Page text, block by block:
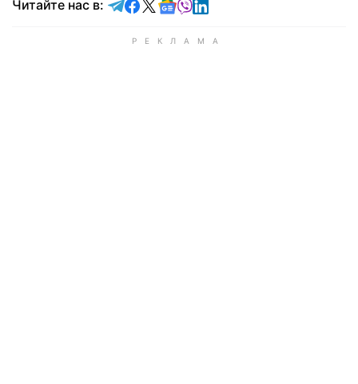
Читайте нас в: Читайте в Telegram
Читайте в Facebook
Читайте в X
Читайте в Google news
Читайте в Viber